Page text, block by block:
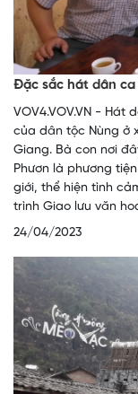
Đặc sắc hát dân ca
VOV4.VOV.VN -
của dân tộc Nùng ở
Giang. Bà con nơi
Phươn là phương
giới, thể hiện tình
trình Giao lưu văn
24/04/2023